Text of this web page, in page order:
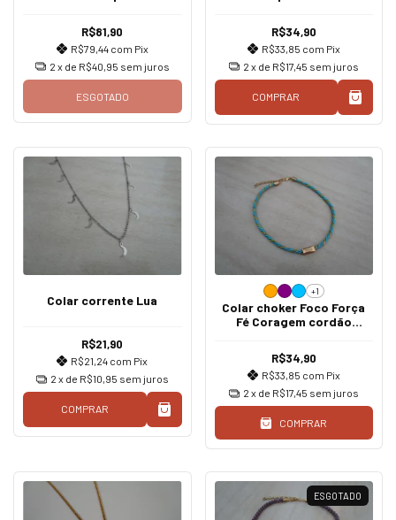
R$81,90
R$79,44 com Pix
2 x de R$40,95 sem juros
ESGOTADO
R$34,90
R$33,85 com Pix
2 x de R$17,45 sem juros
COMPRAR
Colar corrente Lua
R$21,90
R$21,24 com Pix
2 x de R$10,95 sem juros
COMPRAR
+1
Colar choker Foco Força
Fé Coragem cordão
R$34,90
R$33,85 com Pix
2 x de R$17,45 sem juros
COMPRAR
ESGOTADO